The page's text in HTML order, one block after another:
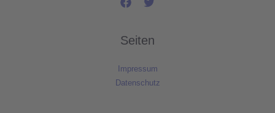
Seiten
Impressum
Datenschutz